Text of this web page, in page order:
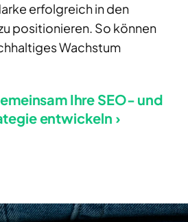
erfolgreich in den
positionieren. So können
Wachstum
Ihre SEO- und
entwickeln ›